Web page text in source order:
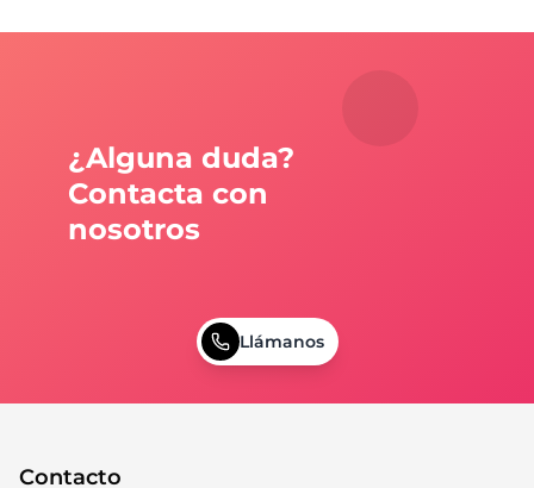
¿Alguna duda?
Contacta con
nosotros
Llámanos
Contacto